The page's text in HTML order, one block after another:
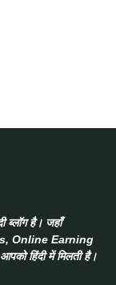
है। जहाँ
Online Earning
हिंदी में मिलती है।